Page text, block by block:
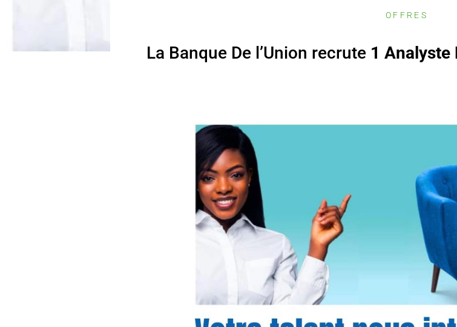
OFFRES
La Banque De l’Union recrute 1 Analyste